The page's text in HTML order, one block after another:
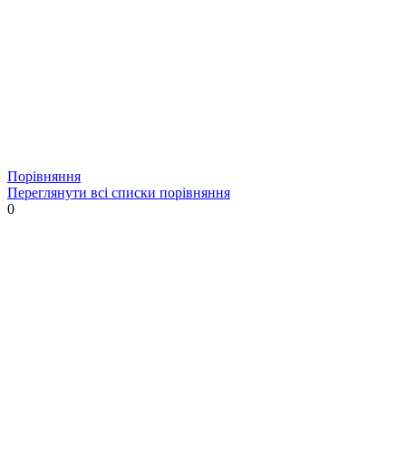
Порівняння
Переглянути всі списки порівняння
0